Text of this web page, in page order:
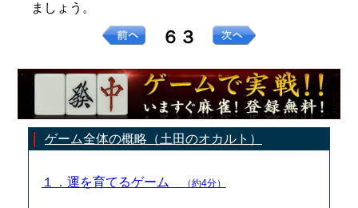
ましょう。
６３
ゲーム全体の概略（土田のオカルト）
１．運を育てるゲーム （約4分）